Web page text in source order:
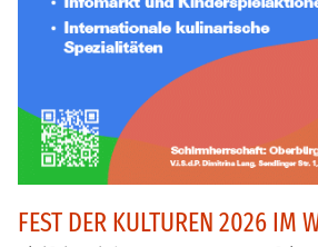
FEST DER KULTUREN 2026 IM